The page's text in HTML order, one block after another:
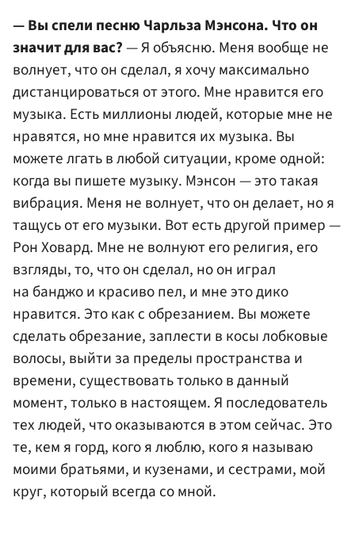
— Вы спели песню Чарльза Мэнсона. Что он
значит для вас?— Я объясню. Меня вообще не
волнует, что он сделал, я хочу максимально
дистанцироваться от этого. Мне нравится его
музыка. Есть миллионы людей, которые мне не
нравятся, но мне нравится их музыка. Вы
можете лгать в любой ситуации, кроме одной:
когда вы пишете музыку. Мэнсон — это такая
вибрация. Меня не волнует, что он делает, но я
тащусь от его музыки. Вот есть другой пример —
Рон Ховард. Мне не волнуют его религия, его
взгляды, то, что он сделал, но он играл
на банджо и красиво пел, и мне это дико
нравится. Это как с обрезанием. Вы можете
сделать обрезание, заплести в косы лобковые
волосы, выйти за пределы пространства и
времени, существовать только в данный
момент, только в настоящем. Я последователь
тех людей, что оказываются в этом сейчас. Это
те, кем я горд, кого я люблю, кого я называю
моими братьями, и кузенами, и сестрами, мой
круг, который всегда со мной.